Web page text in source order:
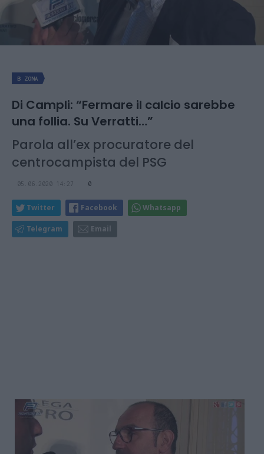
B ZONA
Di Campli: “Fermare il calcio sarebbe
una follia. Su Verratti…”
Parola all’ex procuratore del
centrocampista del PSG
05.06.2020 14:27 0
Twitter Facebook Whatsapp
Telegram Email